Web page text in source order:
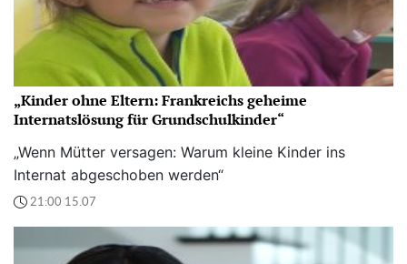
„Kinder ohne Eltern: Frankreichs geheime
Internatslösung für Grundschulkinder“
„Wenn Mütter versagen: Warum kleine Kinder ins
Internat abgeschoben werden“
21:00 15.07